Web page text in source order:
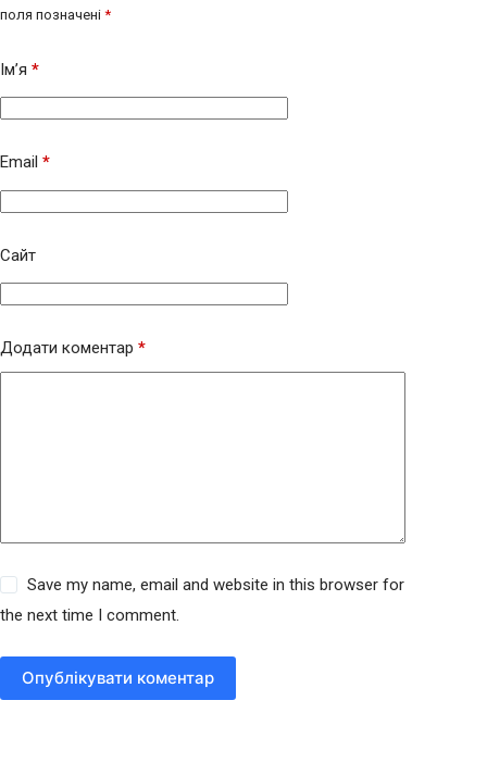
поля позначені *
Ім’я *
Email *
Сайт
Додати коментар *
Save my name, email and website in this browser for
the next time I comment.
Опублікувати коментар